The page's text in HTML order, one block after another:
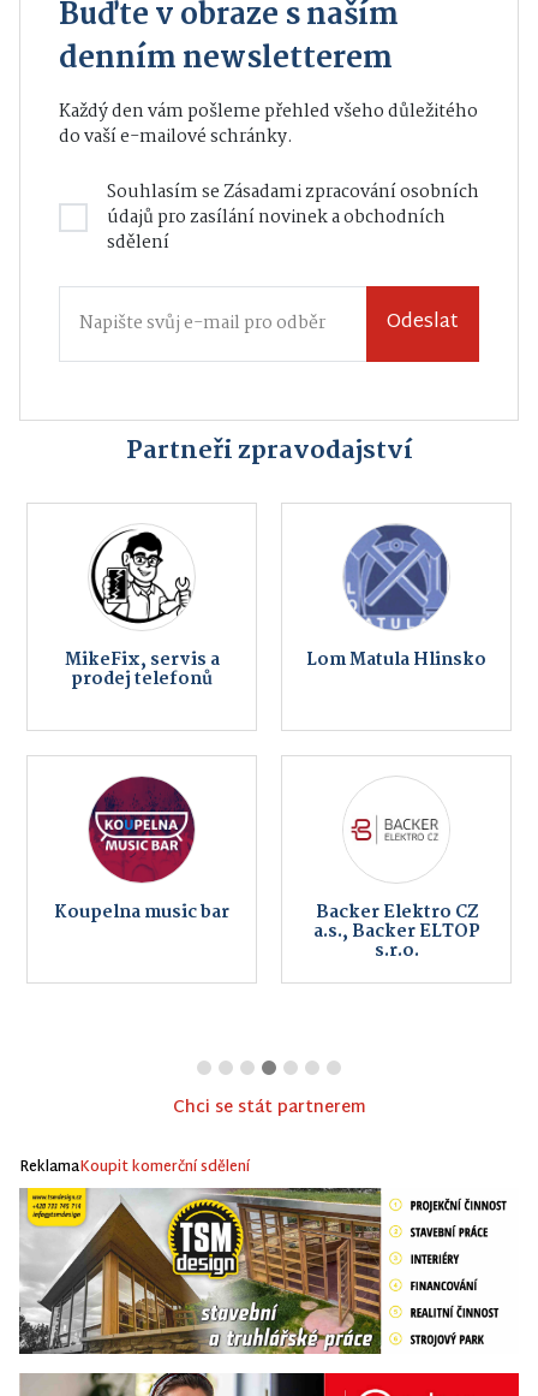
Buďte v obraze s naším
denním newsletterem
Každý den vám pošleme přehled všeho důležitého
do vaší e-mailové schránky.
Souhlasím seZásadami zpracování osobních
údajůpro zasílání novinek a obchodních
sdělení
Odeslat
Partneři zpravodajství
MikeFix, servis a
prodej telefonů
Lom Matula Hlinsko
Koupelna music bar Backer Elektro CZ
a.s., Backer ELTOP
s.r.o.
Chci se stát partnerem
ReklamaKoupit komerční sdělení